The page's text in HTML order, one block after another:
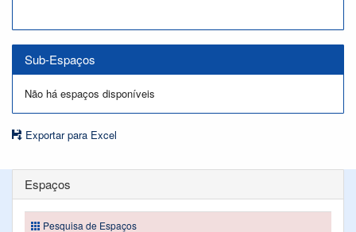
Sub-Espaços
Não há espaços disponíveis
Exportar para Excel
Espaços
Pesquisa de Espaços